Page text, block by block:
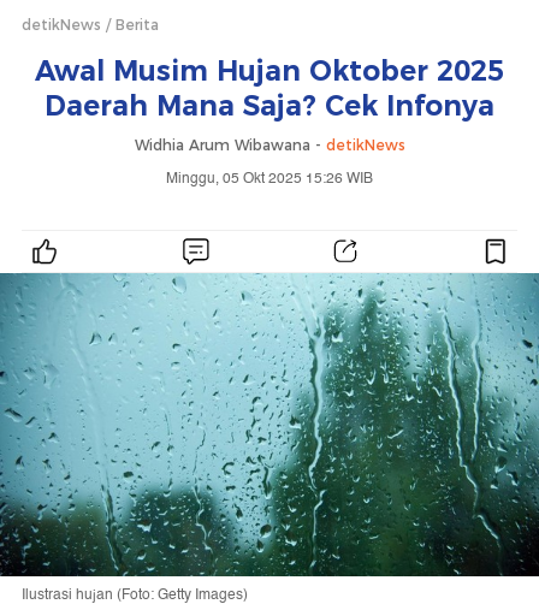
detikNews Berita
Awal Musim Hujan Oktober 2025
Daerah Mana Saja? Cek Infonya
Widhia Arum Wibawana - detikNews
Minggu, 05 Okt 2025 15:26 WIB
Ilustrasi hujan (Foto: Getty Images)